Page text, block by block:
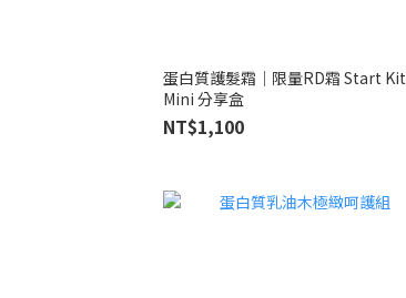
蛋白質護髮霜｜限量RD霜 Start Kit
Mini 分享盒
NT$1,100